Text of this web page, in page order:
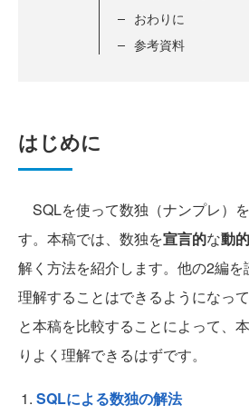
おわりに
参考資料
はじめに
SQLを使って数独（ナンプレ）
す。本稿では、数独を宣言的な動
解く方法を紹介します。他の2編
理解することはできるようになっ
と本稿を比較することによって、
りよく理解できるはずです。
SQLによる数独の解法